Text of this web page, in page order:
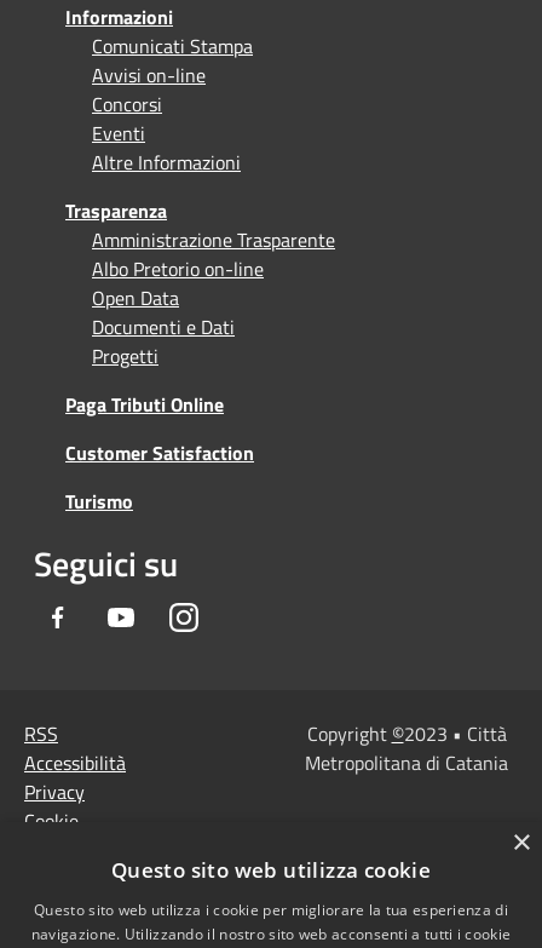
Informazioni
Comunicati Stampa
Avvisi on-line
Concorsi
Eventi
Altre Informazioni
Trasparenza
Amministrazione Trasparente
Albo Pretorio on-line
Open Data
Documenti e Dati
Progetti
Paga Tributi Online
Customer Satisfaction
Turismo
Seguici su
Facebook YoutubeInstagram
RSS
Accessibilità
Privacy
Cookie
Note Legali
Agenzia per l'Italia
Copyright ©2023 • Città
Metropolitana di Catania
×
Questo sito web utilizza cookie
Questo sito web utilizza i cookie per migliorare la tua esperienza di
navigazione. Utilizzando il nostro sito web acconsenti a tutti i cookie